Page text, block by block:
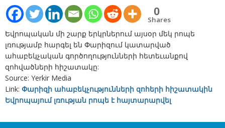
0
Shares
Եվրոպական մի շարք երկրներում այսօր մեկ րոպե
լռությամբ հարգել են Փարիզում կատարված
ահաբեկչական գործողությունների հետեւանքով
զոհվածների հիշատակը:
Source: Yerkir Media
Link: Փարիզի ահաբեկչությունների զոհերի հիշատակին
Եվրոպայում լռության րոպե է հայտարարվել